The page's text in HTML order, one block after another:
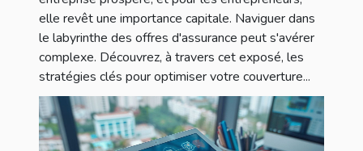
elle revêt une importance capitale. Naviguer dans
le labyrinthe des offres d'assurance peut s'avérer
complexe. Découvrez, à travers cet exposé, les
stratégies clés pour optimiser votre couverture...